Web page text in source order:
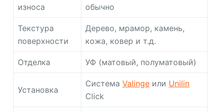
износа
обычно
Текстура
поверхности
Дерево, мрамор, камень,
кожа, ковер и т.д.
Отделка УФ (матовый, полуматовый)
Установка
Система Valingeили Unilin
Click